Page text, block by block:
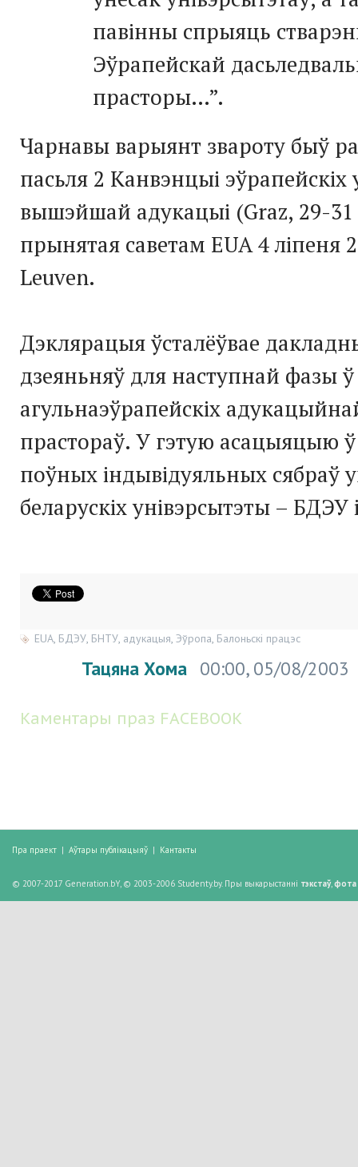
павінны спрыяць
Эўрапейскай
прасторы…”.
Чарнавы варыянт звароту быў
пасьля 2 Канвэнцыі эўрапейскіх
вышэйшай адукацыі (Graz, 29-31
прынятая саветам EUA 4 ліпеня
Leuven.
Дэклярацыя ўсталёўвае
дзеяньняў для наступнай фазы ў
агульнаэўрапейскіх
прастораў. У гэтую асацыяцыю ў
поўных індывідуяльных сябраў
беларускіх унівэрсытэты –
EUA БДЭУ БНТУ адукацыя Эўропа Балоньскі працэс
Тацяна Хома 00:00, 05/08/2003
Каментары праз FACEBOOK
Пра праект | Аўтары публікацыяў | Кантакты
© 2007-2017 Generation.bY, © 2003-2006 Studenty.by. Пры выкарыстанні тэкстаў, фота